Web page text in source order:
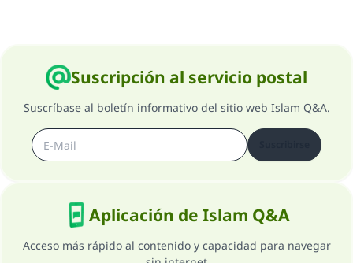
Suscripción al servicio postal
Suscríbase al boletín informativo del sitio web Islam Q&A.
Aplicación de Islam Q&A
Acceso más rápido al contenido y capacidad para navegar